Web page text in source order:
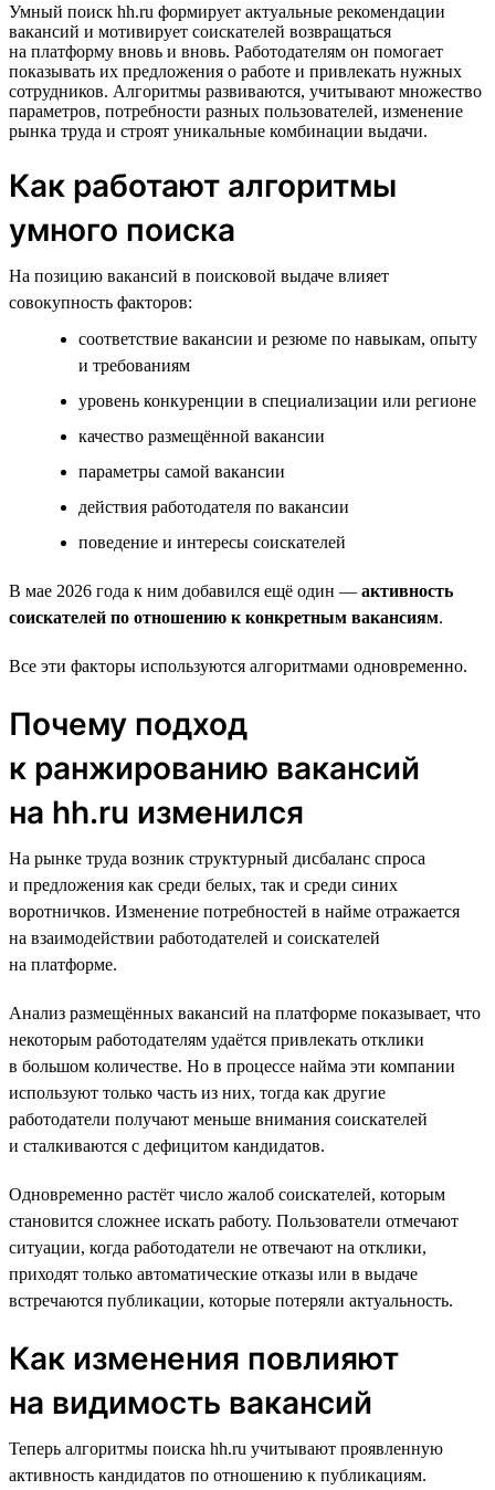
Умный поиск hh.ru формирует актуальные рекомендации
вакансий и мотивирует соискателей возвращаться
на платформу вновь и вновь. Работодателям он помогает
показывать их предложения о работе и привлекать нужных
сотрудников. Алгоритмы развиваются, учитывают множество
параметров, потребности разных пользователей, изменение
рынка труда и строят уникальные комбинации выдачи.
Как работают алгоритмы
умного поиска
На позицию вакансий в поисковой выдаче влияет
совокупность факторов:
соответствие вакансии и резюме по навыкам, опыту
и требованиям
уровень конкуренции в специализации или регионе
качество размещённой вакансии
параметры самой вакансии
действия работодателя по вакансии
поведение и интересы соискателей
В мае 2026 года к ним добавился ещё один — активность
соискателей по отношению к конкретным вакансиям.
Все эти факторы используются алгоритмами одновременно.
Почему подход
к ранжированию вакансий
на hh.ru изменился
На рынке труда возник структурный дисбаланс спроса
и предложения как среди белых, так и среди синих
воротничков. Изменение потребностей в найме отражается
на взаимодействии работодателей и соискателей
на платформе.
Анализ размещённых вакансий на платформе показывает, что
некоторым работодателям удаётся привлекать отклики
в большом количестве. Но в процессе найма эти компании
используют только часть из них, тогда как другие
работодатели получают меньше внимания соискателей
и сталкиваются с дефицитом кандидатов.
Одновременно растёт число жалоб соискателей, которым
становится сложнее искать работу. Пользователи отмечают
ситуации, когда работодатели не отвечают на отклики,
приходят только автоматические отказы или в выдаче
встречаются публикации, которые потеряли актуальность.
Как изменения повлияют
на видимость вакансий
Теперь алгоритмы поиска hh.ru учитывают проявленную
активность кандидатов по отношению к публикациям.